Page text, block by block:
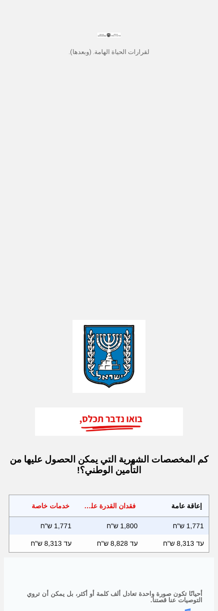
لقرارات الحياة الهامة. (وبعدها).
كم المخصصات الشهرية التي يمكن الحصول عليها من
التأمين الوطني؟!
إعاقة عامة فقدان القدرة على العمل - (يعتمد على الراتب) خدمات خاصة
1,771 ש"ח 1,800 ש"ח 1,771 ש"ח
עד 8,313 ש"ח עד 8,828 ש"ח עד 8,313 ש"ח
أحيانًا تكون صورة واحدة تعادل ألف كلمة أو أكثر، بل يمكن أن تروي
التوصيات عنا قصتنا.